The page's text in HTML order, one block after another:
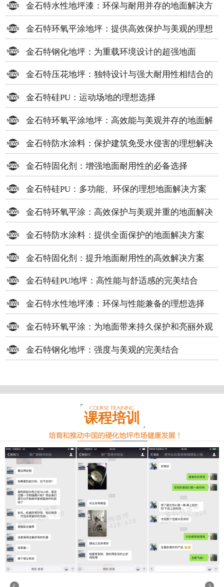
金石特水性地坪漆：环保与耐用并存的地面解决方
案
金石特环氧平涂地坪：提供高效保护与美观的理想
选择
金石特钢化地坪：为重载环境设计的超强地面
金石特压花地坪：独特设计与强大耐用性相结合的
地面材料
金石特硅PU：运动场地的理想选择
金石特环氧平涂地坪：高效能与美观并存的地面解
决方案
金石特防水涂料：保护建筑免受水侵害的理想解决
方案
金石特固化剂：增强地面耐用性的必备选择
金石特硅PU：多功能、环保的理想地面解决方案
金石特环氧平涂：高效保护与美观并重的地面解决
方案
金石特防水涂料：提供全面保护的地面解决方案
金石特固化剂：提升地面耐用性的高效解决方案
金石特硅PU地坪：高性能与舒适感的完美结合
金石特水性地坪漆：环保与性能兼备的理想选择
金石特环氧平涂：为地面带来持久保护和亮丽外观
金石特钢化地坪：强度与美观的完美结合
课程培训